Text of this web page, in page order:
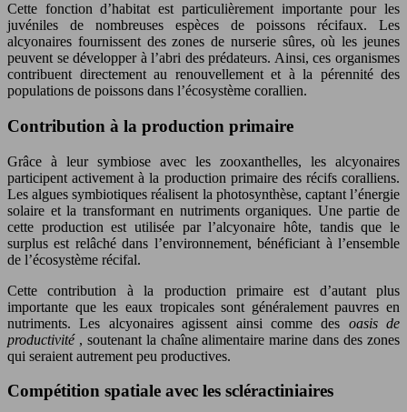
Cette fonction d’habitat est particulièrement importante pour les
juvéniles de nombreuses espèces de poissons récifaux. Les
alcyonaires fournissent des zones de nurserie sûres, où les jeunes
peuvent se développer à l’abri des prédateurs. Ainsi, ces organismes
contribuent directement au renouvellement et à la pérennité des
populations de poissons dans l’écosystème corallien.
Contribution à la production primaire
Grâce à leur symbiose avec les zooxanthelles, les alcyonaires
participent activement à la production primaire des récifs coralliens.
Les algues symbiotiques réalisent la photosynthèse, captant l’énergie
solaire et la transformant en nutriments organiques. Une partie de
cette production est utilisée par l’alcyonaire hôte, tandis que le
surplus est relâché dans l’environnement, bénéficiant à l’ensemble
de l’écosystème récifal.
Cette contribution à la production primaire est d’autant plus
importante que les eaux tropicales sont généralement pauvres en
nutriments. Les alcyonaires agissent ainsi comme des oasis de
productivité , soutenant la chaîne alimentaire marine dans des zones
qui seraient autrement peu productives.
Compétition spatiale avec les scléractiniaires